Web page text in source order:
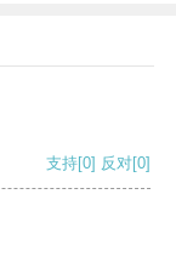
支持[0] 反对[0]